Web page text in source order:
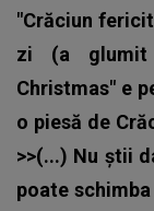
"Crăciun
zi (a glumit
Christmas" e
o piesă de
>>(...) Nu știi
poate